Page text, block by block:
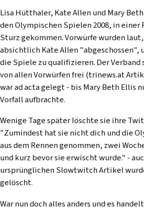
Lisa Hütthaler, Kate Allen und Mary
den Olympischen Spielen 2008, in
Sturz gekommen. Vorwürfe wurden
absichtlich Kate Allen "abgeschossen",
die Spiele zu qualifizieren. Der
von allen Vorwürfen frei (trinews.at
war ad acta gelegt - bis Mary Beth Ellis
Vorfall aufbrachte.
Wenige Tage später löschte sie ihre
"Zumindest hat sie nicht dich und die
aus dem Rennen genommen, zwei
und kurz bevor sie erwischt wurde." -
ursprünglichen Slowtwitch Artikel
gelöscht.
War nun doch alles anders und es